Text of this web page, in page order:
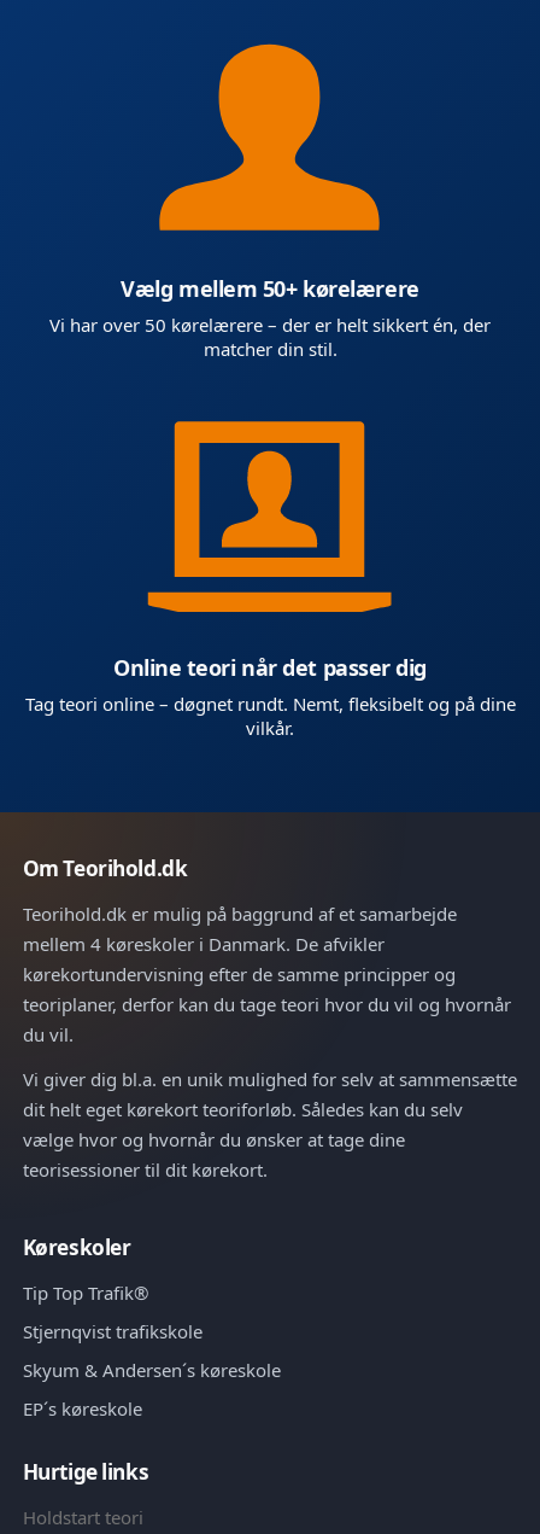
Vælg mellem 50+ kørelærere
Vi har over 50 kørelærere – der er helt sikkert én, der
matcher din stil.
Online teori når det passer dig
Tag teori online – døgnet rundt. Nemt, fleksibelt og på dine
vilkår.
Om Teorihold.dk
Teorihold.dk er mulig på baggrund af et samarbejde
mellem 4 køreskoler i Danmark. De afvikler
kørekortundervisning efter de samme principper og
teoriplaner, derfor kan du tage teori hvor du vil og hvornår
du vil.
Vi giver dig bl.a. en unik mulighed for selv at sammensætte
dit helt eget kørekort teoriforløb. Således kan du selv
vælge hvor og hvornår du ønsker at tage dine
teorisessioner til dit kørekort.
Køreskoler
Tip Top Trafik®
Stjernqvist trafikskole
Skyum & Andersen´s køreskole
EP´s køreskole
Hurtige links
Holdstart teori